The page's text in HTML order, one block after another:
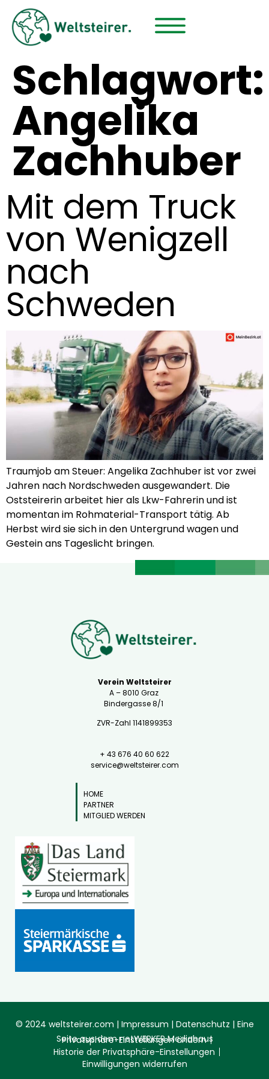
Schlagwort:
Angelika
Zachhuber
Mit dem Truck
von Wenigzell
nach
Schweden
Traumjob am Steuer: Angelika Zachhuber ist vor zwei
Jahren nach Nordschweden ausgewandert. Die
Oststeirerin arbeitet hier als Lkw-Fahrerin und ist
momentan im Rohmaterial-Transport tätig. Ab
Herbst wird sie sich in den Untergrund wagen und
Gestein ans Tageslicht bringen.
Verein Weltsteirer
A – 8010 Graz
Bindergasse 8/1
ZVR-Zahl 1141899353
+ 43 676 40 60 622
service@weltsteirer.com
HOME
PARTNER
MITGLIED WERDEN
© 2024 weltsteirer.com | Impressum | Datenschutz | Eine
Seite aus demnetWERKER Mediahaus
Privatsphäre-Einstellungen ändern
Historie der Privatsphäre-Einstellungen
Einwilligungen widerrufen